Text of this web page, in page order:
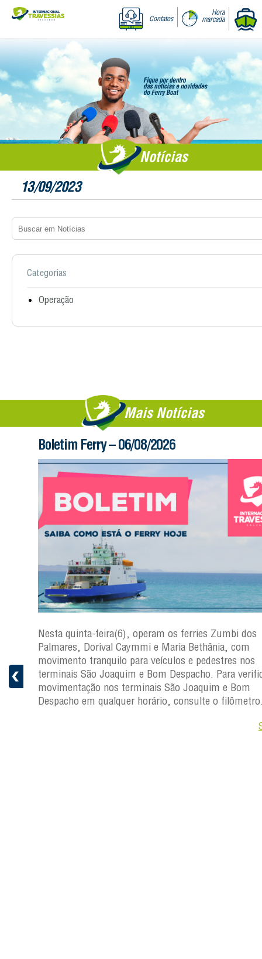
Contatos
Hora
marcada
Notícias
13/09/2023
Categorias
Operação
Mais Notícias
Boletim Ferry – 06/08/2026
Nesta quinta-feira(6), operam os ferries Zumbi dos
Palmares, Dorival Caymmi e Maria Bethânia, com
movimento tranquilo para veículos e pedestres nos
terminais São Joaquim e Bom Despacho. Para
movimentação nos terminais São Joaquim e Bom
Despacho em qualquer horário, consulte o